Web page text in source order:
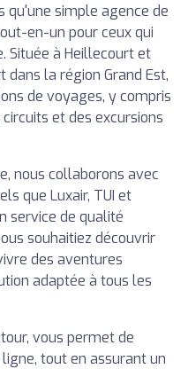
qu'une simple agence de
en-un pour ceux qui
Située à Heillecourt et
la région Grand Est,
de voyages, y compris
et des excursions
nous collaborons avec
que Luxair, TUI et
service de qualité
souhaitiez découvrir
des aventures
adaptée à tous les
vous permet de
tout en assurant un